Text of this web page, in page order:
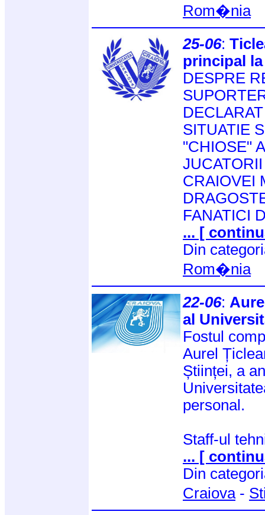
Rom�nia
25-06:
principal
DESPRE
SITUATIE
"CHIOSE"
CRAIOVEI
FANATICI
... [
Din
Rom�nia
22-06:
al
Fostul
Aurel
Științei, a
personal.
Staff-ul
... [
Din
Craiova-